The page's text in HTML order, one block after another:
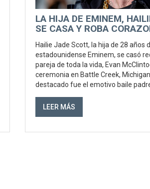
LA HIJA DE EMINEM,
SE CASA Y ROBA
Hailie Jade Scott, la hija de 28 años
estadounidense Eminem, se casó
pareja de toda la vida, Evan
ceremonia en Battle Creek,
destacado fue el emotivo baile
redes sociales.
LEER MÁS